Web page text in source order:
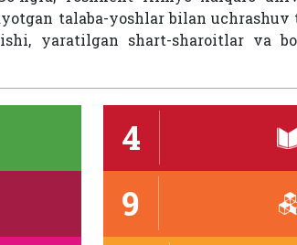
talaba-yoshlar bilan
yaratilgan shart-sharoitlar va
4
9